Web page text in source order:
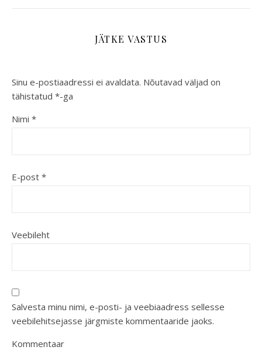
JÄTKE VASTUS
Sinu e-postiaadressi ei avaldata. Nõutavad väljad on
tähistatud *-ga
Nimi *
E-post *
Veebileht
Salvesta minu nimi, e-posti- ja veebiaadress sellesse
veebilehitsejasse järgmiste kommentaaride jaoks.
Kommentaar